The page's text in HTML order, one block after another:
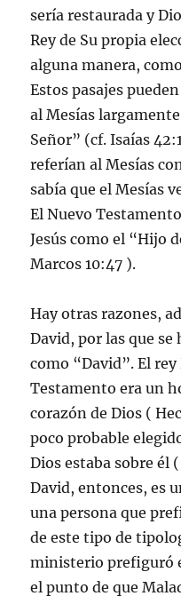
sería restaurada y
Rey de Su propia
alguna manera,
Estos pasajes
al Mesías
Señor” (cf. Isaías
referían al Mesías
sabía que el Mesías
El Nuevo
Jesús como el “Hijo
Marcos 10:47 ).
Hay otras razones,
David, por las que se
como “David”. El
Testamento era un
corazón de Dios (
poco probable
Dios estaba sobre él
David, entonces, es
una persona que
de este tipo de
ministerio prefiguró
el punto de que